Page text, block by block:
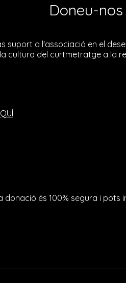
Doneu-
suport a l'associació en el
cultura del curtmetratge a la
donació és 100% segura i